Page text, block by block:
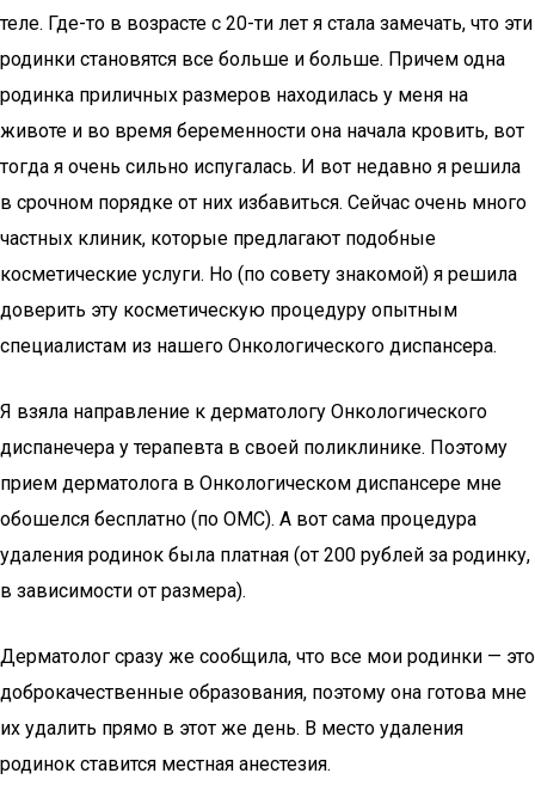
теле. Где-то в возрасте с 20-ти лет я стала замечать, что эти
родинки становятся все больше и больше. Причем одна
родинка приличных размеров находилась у меня на
животе и во время беременности она начала кровить, вот
тогда я очень сильно испугалась. И вот недавно я решила
в срочном порядке от них избавиться. Сейчас очень много
частных клиник, которые предлагают подобные
косметические услуги. Но (по совету знакомой) я решила
доверить эту косметическую процедуру опытным
специалистам из нашего Онкологического диспансера.
Я взяла направление к дерматологу Онкологического
диспанечера у терапевта в своей поликлинике. Поэтому
прием дерматолога в Онкологическом диспансере мне
обошелся бесплатно (по ОМС). А вот сама процедура
удаления родинок была платная (от 200 рублей за родинку,
в зависимости от размера).
Дерматолог сразу же сообщила, что все мои родинки — это
доброкачественные образования, поэтому она готова мне
их удалить прямо в этот же день. В место удаления
родинок ставится местная анестезия.